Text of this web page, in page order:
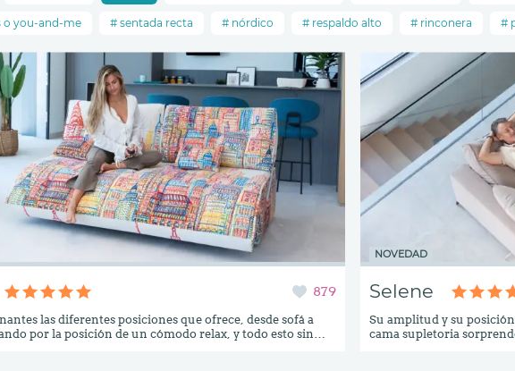
o you-and-me sentada recta nórdico respaldo alto rinconera
879
las diferentes posiciones que ofrece, desde sofá a
por la posición de un cómodo relax, y todo esto sin
NOVEDAD
Selene
Su amplitud y su
cama supletoria